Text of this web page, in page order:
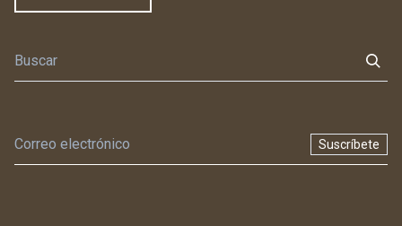
Suscríbete